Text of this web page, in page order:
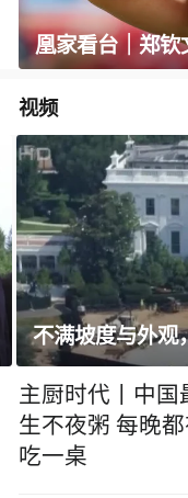
凰家看台｜郑
视频
以方筑土墙横贯
主厨时代丨中国
生不夜粥 每晚
吃一桌